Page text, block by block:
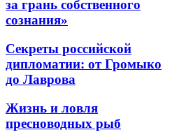
за грань собственного
сознания»
Секреты российской
дипломатии: от Громыко
до Лаврова
Жизнь и ловля
пресноводных рыб